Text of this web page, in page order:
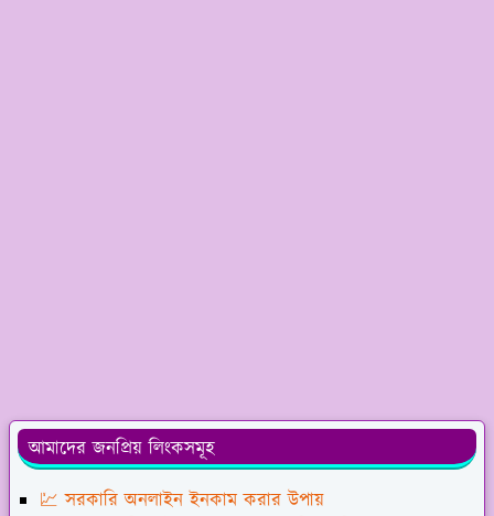
আমাদের জনপ্রিয় লিংকসমূহ
💹 সরকারি অনলাইন ইনকাম করার উপায়